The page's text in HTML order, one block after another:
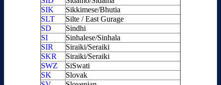
SIK
Sikkimese/Bhutia
SLT
Silte / East Gurage
SD
Sindhi
SI
Sinhalese/Sinhala
SIR
Siraiki/Seraiki
SKR
Siraiki/Seraiki
SWZ
SiSwati
SK
Slovak